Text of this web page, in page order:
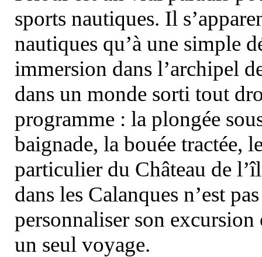
sports nautiques. Il
nautiques qu’à une simple
immersion dans l’archipel
dans un monde sorti tout
programme : la plongée
baignade, la bouée tractée,
particulier du Château de
dans les Calanques n’est
personnaliser son
un seul voyage.